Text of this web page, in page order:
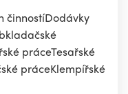
činnostíDodávky
práceTesařské
práceKlempířské